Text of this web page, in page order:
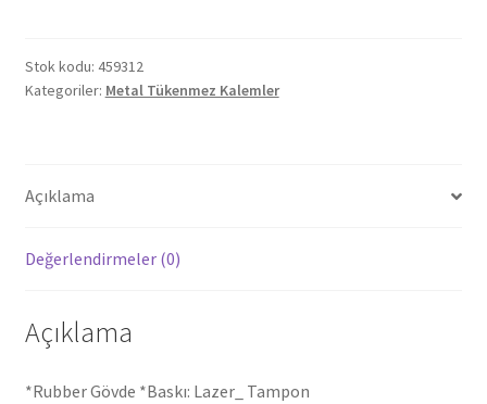
METAL
TÜKENMEZ
Stok kodu: 459312
Kategoriler: Metal Tükenmez Kalemler
Açıklama
Değerlendirmeler (0)
Açıklama
*Rubber Gövde *Baskı: Lazer_ Tampon